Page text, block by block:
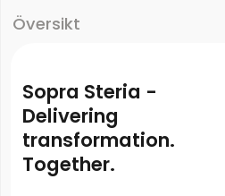
Översikt
Sopra Steria -
Delivering
transformation.
Together.